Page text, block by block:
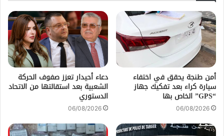
أمن طنجة يحقق في اختفاء
سيارة كراء بعد تفكيك جهاز
“GPS” الخاص بها
06/08/2026
دعاء أحيدار تعزز صفوف الحركة
الشعبية بعد استقالتها من الاتحاد
الدستوري
06/08/2026